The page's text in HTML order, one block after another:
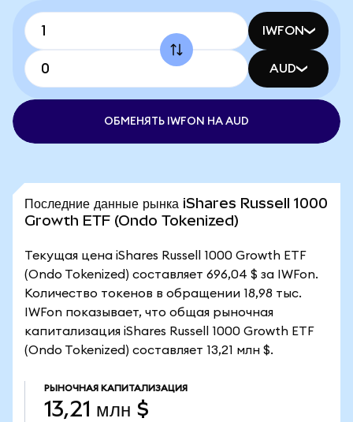
IWFON
AUD
ОБМЕНЯТЬ IWFON НА AUD
Последние данные рынка iShares Russell 1000
Growth ETF (Ondo Tokenized)
Текущая цена iShares Russell 1000 Growth ETF
(Ondo Tokenized) составляет 696,04 $ за IWFon.
Количество токенов в обращении 18,98 тыс.
IWFon показывает, что общая рыночная
капитализация iShares Russell 1000 Growth ETF
(Ondo Tokenized) составляет 13,21 млн $.
РЫНОЧНАЯ КАПИТАЛИЗАЦИЯ
13,21 млн $